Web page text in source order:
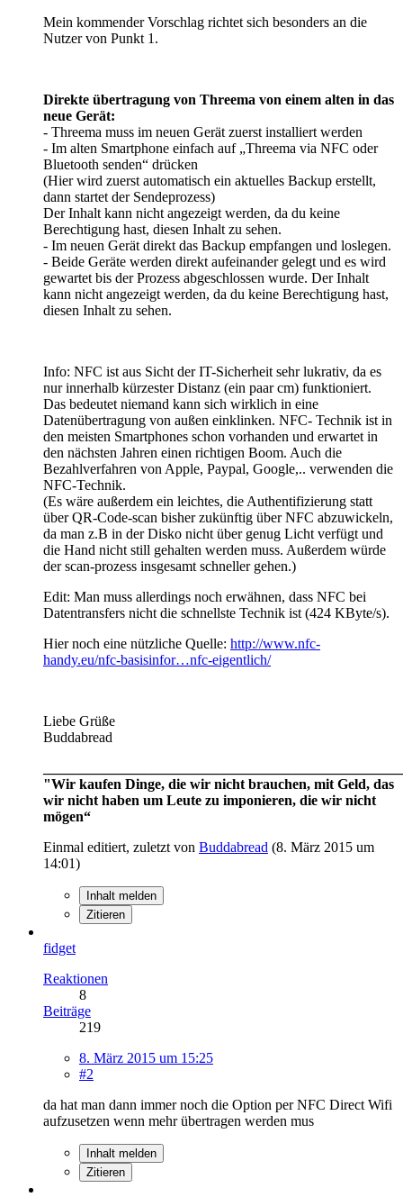
Mein kommender Vorschlag richtet sich besonders an die
Nutzer von Punkt 1.
Direkte übertragung von Threema von einem alten in das
neue Gerät:
- Threema muss im neuen Gerät zuerst installiert werden
- Im alten Smartphone einfach auf „Threema via NFC oder
Bluetooth senden“ drücken
(Hier wird zuerst automatisch ein aktuelles Backup erstellt,
dann startet der Sendeprozess)
Der Inhalt kann nicht angezeigt werden, da du keine
Berechtigung hast, diesen Inhalt zu sehen.
- Im neuen Gerät direkt das Backup empfangen und loslegen.
- Beide Geräte werden direkt aufeinander gelegt und es wird
gewartet bis der Prozess abgeschlossen wurde. Der Inhalt
kann nicht angezeigt werden, da du keine Berechtigung hast,
diesen Inhalt zu sehen.
Info: NFC ist aus Sicht der IT-Sicherheit sehr lukrativ, da es
nur innerhalb kürzester Distanz (ein paar cm) funktioniert.
Das bedeutet niemand kann sich wirklich in eine
Datenübertragung von außen einklinken. NFC- Technik ist in
den meisten Smartphones schon vorhanden und erwartet in
den nächsten Jahren einen richtigen Boom. Auch die
Bezahlverfahren von Apple, Paypal, Google,.. verwenden die
NFC-Technik.
(Es wäre außerdem ein leichtes, die Authentifizierung statt
über QR-Code-scan bisher zukünftig über NFC abzuwickeln,
da man z.B in der Disko nicht über genug Licht verfügt und
die Hand nicht still gehalten werden muss. Außerdem würde
der scan-prozess insgesamt schneller gehen.)
Edit: Man muss allerdings noch erwähnen, dass NFC bei
Datentransfers nicht die schnellste Technik ist (424 KByte/s).
Hier noch eine nützliche Quelle: http://www.nfc-
handy.eu/nfc-basisinfor…nfc-eigentlich/
Liebe Grüße
Buddabread
"Wir kaufen Dinge, die wir nicht brauchen, mit Geld, das
wir nicht haben um Leute zu imponieren, die wir nicht
mögen“
Einmal editiert, zuletzt von Buddabread (8. März 2015 um
14:01)
Inhalt melden
Zitieren
fidget
Reaktionen
8
Beiträge
219
8. März 2015 um 15:25
#2
da hat man dann immer noch die Option per NFC Direct Wifi
aufzusetzen wenn mehr übertragen werden mus
Inhalt melden
Zitieren